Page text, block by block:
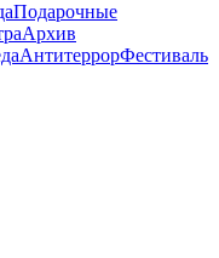
Подарочные
Архив
АнтитеррорФестиваль